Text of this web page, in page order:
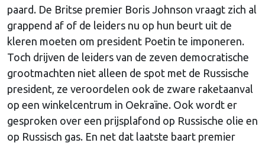
paard. De Britse premier Boris Johnson vraagt zich al
grappend af of de leiders nu op hun beurt uit de
kleren moeten om president Poetin te imponeren.
Toch drijven de leiders van de zeven democratische
grootmachten niet alleen de spot met de Russische
president, ze veroordelen ook de zware raketaanval
op een winkelcentrum in Oekraïne. Ook wordt er
gesproken over een prijsplafond op Russische olie en
op Russisch gas. En net dat laatste baart premier